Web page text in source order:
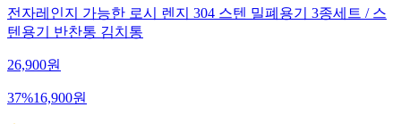
전자레인지 가능한 로시 렌지 304 스텐 밀폐용기 3종세트 / 스
텐용기 반찬통 김치통
26,900원
37%16,900원